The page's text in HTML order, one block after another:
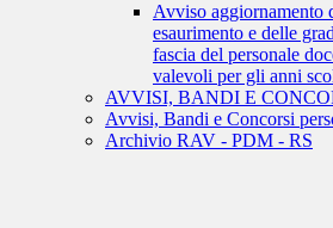
Avviso aggiornamento
esaurimento e delle
fascia del personale
valevoli per gli anni
AVVISI, BANDI E
Avvisi, Bandi e Concorsi
Archivio RAV - PDM - RS